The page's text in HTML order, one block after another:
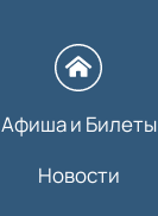
Афиша и Билеты
Новости